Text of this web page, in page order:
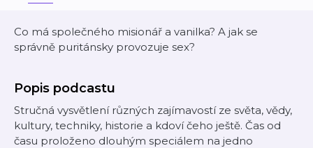
Co má společného misionář a vanilka? A jak se
správně puritánsky provozuje sex?
Popis podcastu
Stručná vysvětlení různých zajímavostí ze světa, vědy,
kultury, techniky, historie a kdoví čeho ještě. Čas od
času proloženo dlouhým speciálem na jedno